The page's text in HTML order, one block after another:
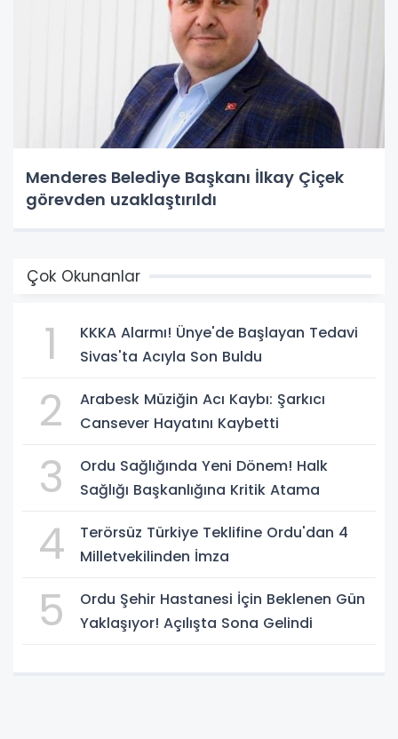
Menderes Belediye Başkanı İlkay Çiçek
görevden uzaklaştırıldı
Çok Okunanlar
1
KKKA Alarmı! Ünye'de Başlayan Tedavi
Sivas'ta Acıyla Son Buldu
2
Arabesk Müziğin Acı Kaybı: Şarkıcı
Cansever Hayatını Kaybetti
3
Ordu Sağlığında Yeni Dönem! Halk
Sağlığı Başkanlığına Kritik Atama
4
Terörsüz Türkiye Teklifine Ordu'dan 4
Milletvekilinden İmza
5
Ordu Şehir Hastanesi İçin Beklenen Gün
Yaklaşıyor! Açılışta Sona Gelindi